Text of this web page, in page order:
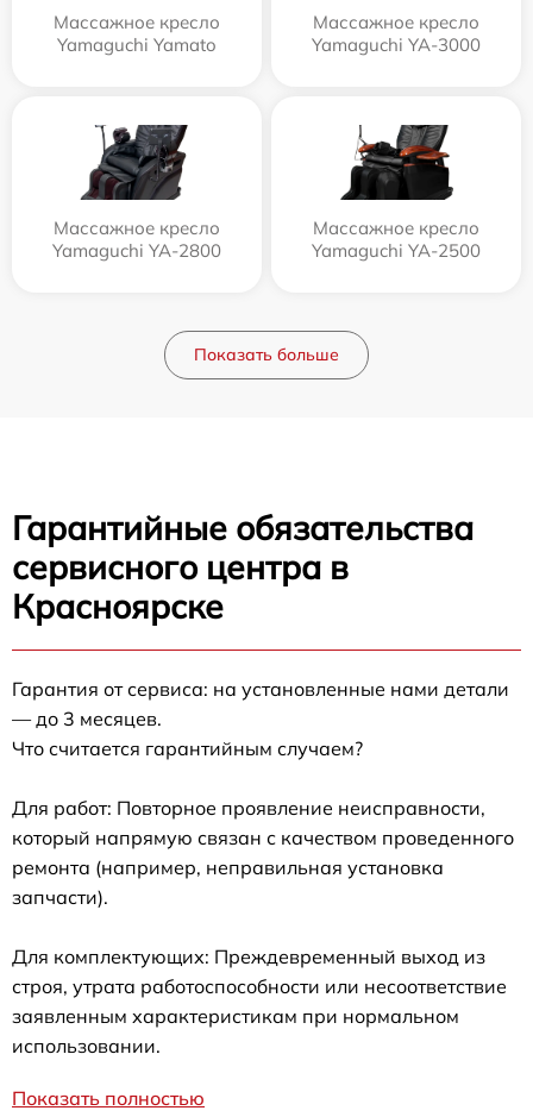
Массажное кресло
Yamaguchi Yamato
Массажное кресло
Yamaguchi YA-3000
Массажное кресло
Yamaguchi YA-2800
Массажное кресло
Yamaguchi YA-2500
Показать больше
Гарантийные обязательства
сервисного центра в
Красноярске
Гарантия от сервиса: на установленные нами детали
— до 3 месяцев.
Что считается гарантийным случаем?
Для работ: Повторное проявление неисправности,
который напрямую связан с качеством проведенного
ремонта (например, неправильная установка
запчасти).
Для комплектующих: Преждевременный выход из
строя, утрата работоспособности или несоответствие
заявленным характеристикам при нормальном
использовании.
Показать полностью